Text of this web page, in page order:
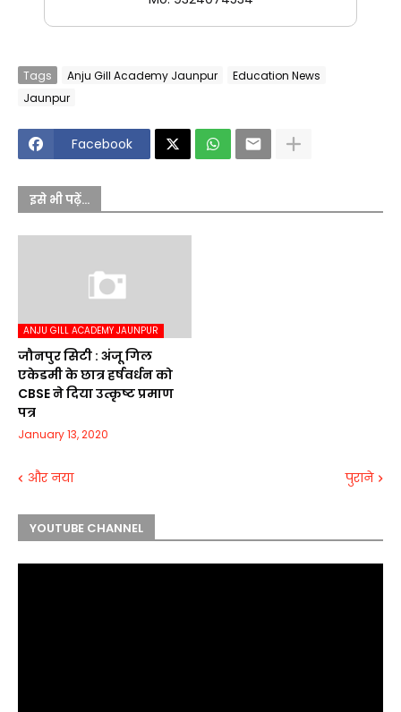
Tags Anju Gill Academy Jaunpur
Education News
Jaunpur
Facebook
इसे भी पढ़ें...
ANJU GILL ACADEMY JAUNPUR
जौनपुर सिटी : अंजू गिल
एकेडमी के छात्र हर्षवर्धन को
CBSE ने दिया उत्कृष्ट प्रमाण
पत्र
January 13, 2020
और नया पुराने
YOUTUBE CHANNEL